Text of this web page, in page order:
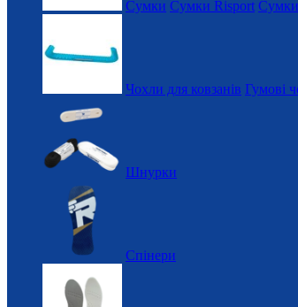
Сумки Сумки Risport
Чохли для ковзанів Гумові
Шнурки
Спінери